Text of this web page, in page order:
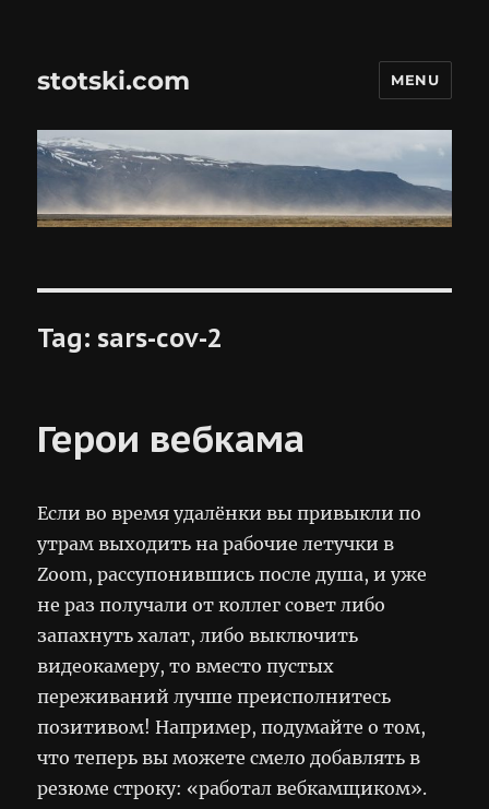
stotski.com MENU
Tag: sars-cov-2
Герои вебкама
Если во время удалёнки вы привыкли по
утрам выходить на рабочие летучки в
Zoom, рассупонившись после душа, и уже
не раз получали от коллег совет либо
запахнуть халат, либо выключить
видеокамеру, то вместо пустых
переживаний лучше преисполнитесь
позитивом! Например, подумайте о том,
что теперь вы можете смело добавлять в
резюме строку: «работал вебкамщиком».